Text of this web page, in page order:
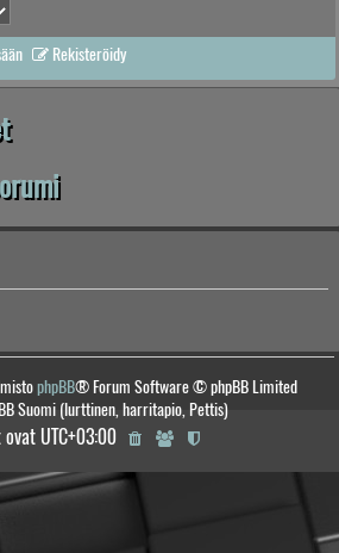
Rekisteröidy
phpBB® Forum Software © phpBB Limited
Suomi (lurttinen, harritapio, Pettis)
ovat UTC+03:00